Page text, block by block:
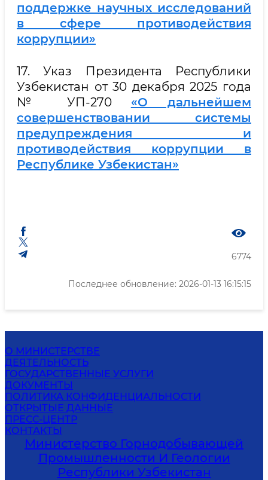
поддержке научных исследований
в сфере противодействия
коррупции»
17. Указ Президента Республики
Узбекистан от 30 декабря 2025 года
№ УП-270 «О дальнейшем
совершенствовании системы
предупреждения и
противодействия коррупции в
Республике Узбекистан»
6774
Последнее обновление: 2026-01-13 16:15:15
О МИНИСТЕРСТВЕ
ДЕЯТЕЛЬНОСТЬ
ГОСУДАРСТВЕННЫЕ УСЛУГИ
ДОКУМЕНТЫ
ПОЛИТИКА КОНФИДЕНЦИАЛЬНОСТИ
ОТКРЫТЫЕ ДАННЫЕ
ПРЕСС-ЦЕНТР
КОНТАКТЫ
Министерство Горнодобывающей
Промышленности И Геологии
Республики Узбекистан